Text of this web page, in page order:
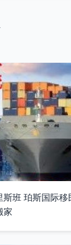
班 珀斯国际移
家